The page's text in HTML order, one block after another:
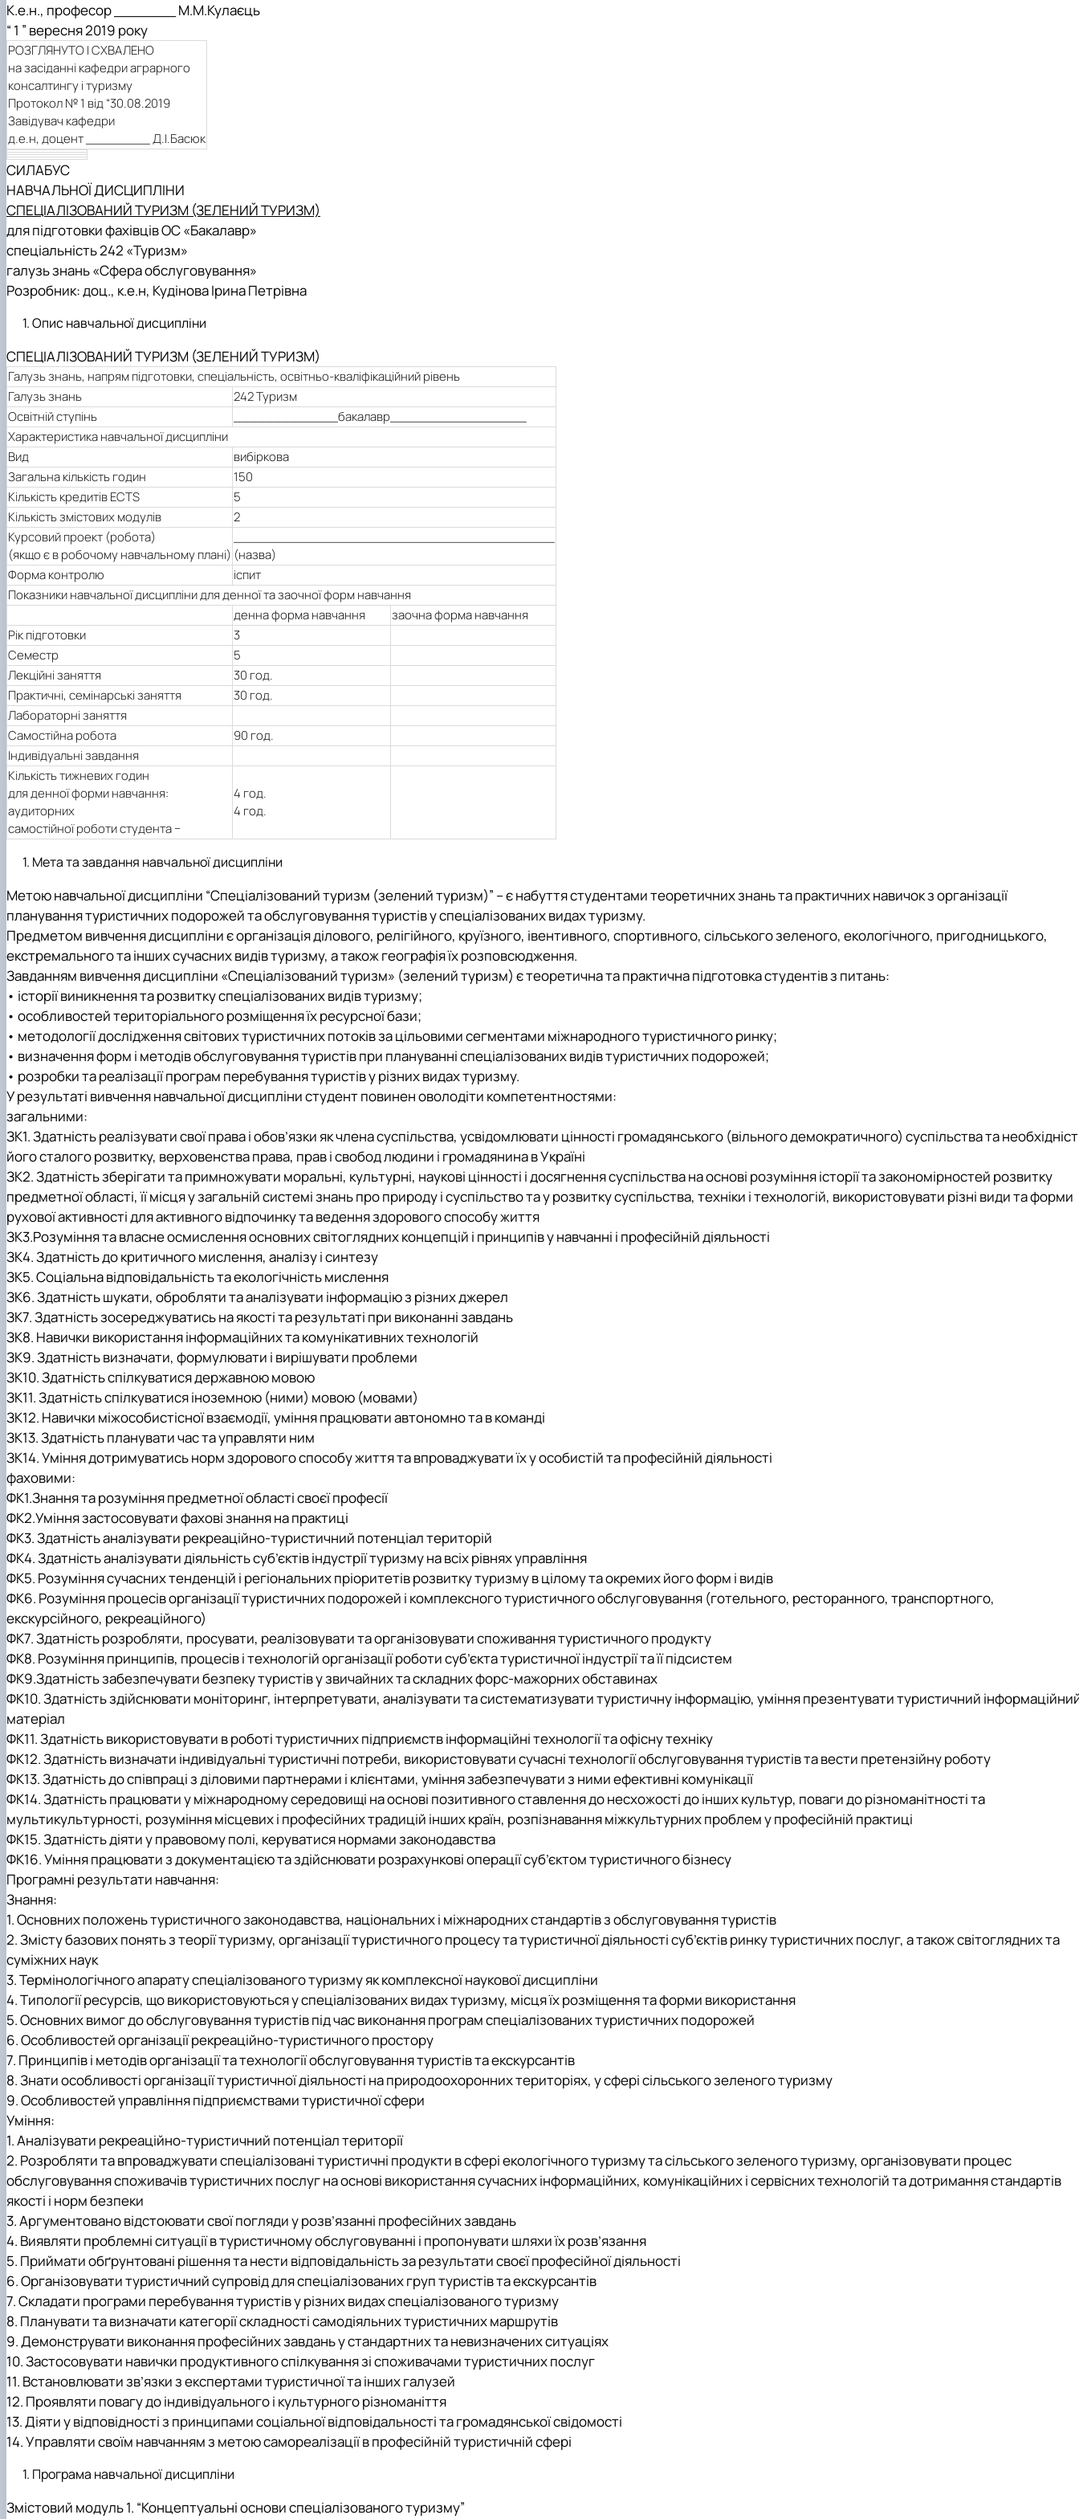
К.е.н., професор _______ М.М.Кулаєць
“ 1 ” вересня 2019 року
РОЗГЛЯНУТО І СХВАЛЕНО
на засіданні кафедри аграрного
консалтингу і туризму
Протокол № 1 від“30.08.2019
Завідувач кафедри
д.е.н, доцент ________ Д.І.Басюк
СИЛАБУС
НАВЧАЛЬНОЇ ДИСЦИПЛІНИ
СПЕЦІАЛІЗОВАНИЙ ТУРИЗМ (ЗЕЛЕНИЙ ТУРИЗМ)
для підготовки фахівців ОС «Бакалавр»
спеціальність 242 «Туризм»
галузь знань «Сфера обслуговування»
Розробник: доц., к.е.н, Кудінова Ірина Петрівна
Опис навчальної дисципліни
СПЕЦІАЛІЗОВАНИЙ ТУРИЗМ (ЗЕЛЕНИЙ ТУРИЗМ)
Галузь знань, напрям підготовки, спеціальність, освітньо-кваліфікаційний рівень
Галузь знань
242 Туризм
Освітній ступінь
_____________бакалавр_________________
Характеристика навчальної дисципліни
Вид
вибіркова
Загальна кількість годин
150
Кількість кредитів ECTS
5
Кількість змістових модулів
2
Курсовий проект (робота)
(якщо є в робочому навчальному плані)
________________________________________
(назва)
Форма контролю
іспит
Показники навчальної дисципліни для денної та заочної форм навчання
денна форма навчання
заочна форма навчання
Рік підготовки
3
Семестр
5
Лекційні заняття
30 год.
Практичні, семінарські заняття
30 год.
Лабораторні заняття
Самостійна робота
90 год.
Індивідуальні завдання
Кількість тижневих годин
для денної форми навчання:
аудиторних
самостійної роботи студента −
4 год.
4 год.
Мета та завдання навчальної дисципліни
Метою навчальної дисципліни “Спеціалізований туризм (зелений туризм)” – є набуття студентами теоретичних знань та практичних навичок з організації
планування туристичних подорожей та обслуговування туристів у спеціалізованих видах туризму.
Предметом вивчення дисципліни є організація ділового, релігійного, круїзного, івентивного, спортивного, сільського зеленого, екологічного, пригодницького,
екстремального та інших сучасних видів туризму, а також географія їх розповсюдження.
Завданням вивчення дисципліни «Спеціалізований туризм» (зелений туризм) є теоретична та практична підготовка студентів з питань:
• історії виникнення та розвитку спеціалізованих видів туризму;
• особливостей територіального розміщення їх ресурсної бази;
• методології дослідження світових туристичних потоків за цільовими сегментами міжнародного туристичного ринку;
• визначення форм і методів обслуговування туристів при плануванні спеціалізованих видів туристичних подорожей;
• розробки та реалізації програм перебування туристів у різних видах туризму.
У результаті вивчення навчальної дисципліни студент повинен оволодіти компетентностями:
загальними:
ЗК1. Здатність реалізувати свої права і обов’язки як члена суспільства, усвідомлювати цінності громадянського (вільного демократичного) суспільства та
його сталого розвитку, верховенства права, прав і свобод людини і громадянина в Україні
ЗК2. Здатність зберігати та примножувати моральні, культурні, наукові цінності і досягнення суспільства на основі розуміння історії та закономірностей розвитку
предметної області, її місця у загальній системі знань про природу і суспільство та у розвитку суспільства, техніки і технологій, використовувати різні види та форми
рухової активності для активного відпочинку та ведення здорового способу життя
ЗК3.Розуміння та власне осмислення основних світоглядних концепцій і принципів у навчанні і професійній діяльності
ЗК4. Здатність до критичного мислення, аналізу і синтезу
ЗК5. Соціальна відповідальність та екологічність мислення
ЗК6. Здатність шукати, обробляти та аналізувати інформацію з різних джерел
ЗК7. Здатність зосереджуватись на якості та результаті при виконанні завдань
ЗК8. Навички використання інформаційних та комунікативних технологій
ЗК9. Здатність визначати, формулювати і вирішувати проблеми
ЗК10. Здатність спілкуватися державною мовою
ЗК11.Здатність спілкуватися іноземною (ними) мовою (мовами)
ЗК12. Навички міжособистісної взаємодії, уміння працювати автономно та в команді
ЗК13. Здатність планувати час та управляти ним
ЗК14. Уміння дотримуватись норм здорового способу життя та впроваджувати їх у особистій та професійній діяльності
фаховими:
ФК1.Знання та розуміння предметної області своєї професії
ФК2.Уміння застосовувати фахові знання на практиці
ФК3. Здатність аналізувати рекреаційно-туристичний потенціал територій
ФК4. Здатність аналізувати діяльність суб’єктів індустрії туризму на всіх рівнях управління
ФК5. Розуміння сучасних тенденцій і регіональних пріоритетів розвитку туризму в цілому та окремих його форм і видів
ФК6. Розуміння процесів організації туристичних подорожей і комплексного туристичного обслуговування (готельного, ресторанного, транспортного,
екскурсійного, рекреаційного)
ФК7. Здатність розробляти, просувати, реалізовувати та організовувати споживання туристичного продукту
ФК8. Розуміння принципів, процесів і технологій організації роботи суб’єкта туристичної індустрії та її підсистем
ФК9.Здатність забезпечувати безпеку туристів у звичайних та складних форс-мажорних обставинах
ФК10. Здатність здійснювати моніторинг, інтерпретувати, аналізувати та систематизувати туристичну інформацію, уміння презентувати туристичний
матеріал
ФК11. Здатність використовувати в роботі туристичних підприємств інформаційні технології та офісну техніку
ФК12. Здатність визначати індивідуальні туристичні потреби, використовувати сучасні технології обслуговування туристів та вести претензійну роботу
ФК13. Здатність до співпраці з діловими партнерами і клієнтами, уміння забезпечувати з ними ефективні комунікації
ФК14. Здатність працювати у міжнародному середовищі на основі позитивного ставлення до несхожості до інших культур, поваги до різноманітності та
мультикультурності, розуміння місцевих і професійних традицій інших країн, розпізнавання міжкультурних проблем у професійній практиці
ФК15. Здатність діяти у правовому полі, керуватися нормами законодавства
ФК16. Уміння працювати з документацією та здійснювати розрахункові операції суб’єктом туристичного бізнесу
Програмні результати навчання:
Знання:
1. Основних положень туристичного законодавства, національних і міжнародних стандартів з обслуговування туристів
2. Змісту базових понять з теорії туризму, організації туристичного процесу та туристичної діяльності суб’єктів ринку туристичних послуг, а також світоглядних та
суміжних наук
3.Термінологічного апарату спеціалізованого туризму як комплексної наукової дисципліни
4.Типології ресурсів, що використовуються у спеціалізованих видах туризму, місця їх розміщення та форми використання
5. Основних вимог до обслуговування туристів під час виконання програм спеціалізованих туристичних подорожей
6. Особливостей організації рекреаційно-туристичного простору
7. Принципів і методів організації та технології обслуговування туристів та екскурсантів
8. Знати особливості організації туристичної діяльності на природоохоронних територіях, у сфері сільського зеленого туризму
9. Особливостей управління підприємствами туристичної сфери
Уміння:
1. Аналізувати рекреаційно-туристичний потенціал території
2. Розробляти та впроваджувати спеціалізовані туристичні продукти в сфері екологічного туризму та сільського зеленого туризму, організовувати процес
обслуговування споживачів туристичних послуг на основі використання сучасних інформаційних, комунікаційних і сервісних технологій та дотримання стандартів
якості і норм безпеки
3. Аргументовано відстоювати свої погляди у розв’язанні професійних завдань
4. Виявляти проблемні ситуації в туристичному обслуговуванні і пропонувати шляхи їх розв’язання
5. Приймати обґрунтовані рішення та нести відповідальність за результати своєї професійної діяльності
6. Організовувати туристичний супровід для спеціалізованих груп туристів та екскурсантів
7. Складати програми перебування туристів у різних видах спеціалізованого туризму
8. Планувати та визначати категорії складності самодіяльних туристичних маршрутів
9. Демонструвати виконання професійних завдань у стандартних та невизначених ситуаціях
10. Застосовувати навички продуктивного спілкування зі споживачами туристичних послуг
11. Встановлювати зв’язки з експертами туристичної та інших галузей
12. Проявляти повагу до індивідуального і культурного різноманіття
13. Діяти у відповідності з принципами соціальної відповідальності та громадянської свідомості
14. Управляти своїм навчанням з метою самореалізації в професійній туристичній сфері
Програма навчальної дисципліни
Змістовий модуль 1. “Концептуальні основи спеціалізованого туризму”